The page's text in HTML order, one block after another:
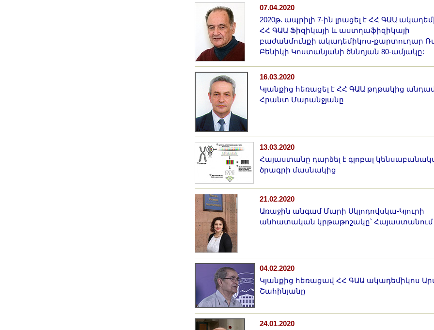
07.04.2020
2020թ. ապրիլի 7-ին լրացել է ՀՀ ԳԱԱ
ՀՀ ԳԱԱ Ֆիզիկայի և աստղաֆիզիկայի
բաժանմունքի ակադեմիկոս-քարտուղար
Բենիկի Կոստանյանի ծննդյան 80-ամյակը:
16.03.2020
Կյանքից հեռացել է ՀՀ ԳԱԱ թղթակից
Հրանտ Մարանջյանը
13.03.2020
Հայաստանը դարձել է գլոբալ
ծրագրի մասնակից
21.02.2020
Առաջին անգամ Մարի Սկլոդովսկա-Կյուրի
անհատական կրթաթոշակը՝ Հայաստանում
04.02.2020
Կյանքից հեռացավ ՀՀ ԳԱԱ ակադեմիկոս
Շահինյանը
24.01.2020